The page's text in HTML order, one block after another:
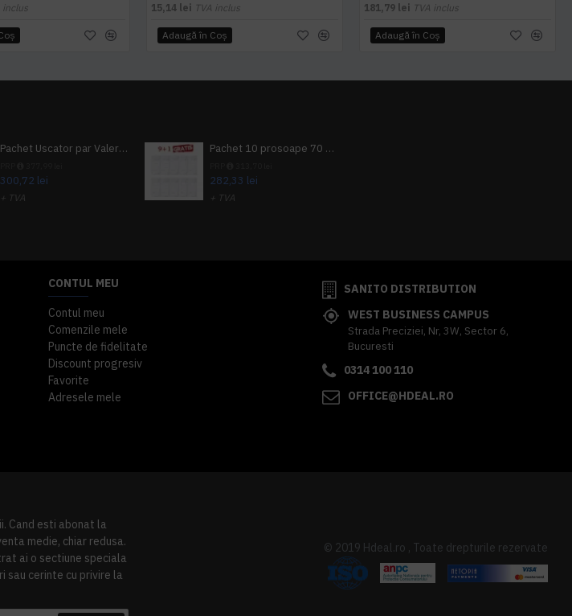
inclus 15,14 lei TVA inclus
Adaugă în Coş
181,79 lei TVA inclus
Adaugă în Coş
Pachet Uscator par Valera Action Super Plus + GRATUIT Sampon si gel de dus Tork
300,72 lei
+ TVA
Pachet 10 prosoape 70 x 140cm 9 + 1 gratuit
282,33 lei
+ TVA
CONTUL MEU
Contul meu
Comenzile mele
Puncte de fidelitate
Discount progresiv
Favorite
Adresele mele
SANITO DISTRIBUTION
WEST BUSINESS CAMPUS
Strada Preciziei, Nr, 3W, Sector 6,
Bucuresti
0314 100 110
OFFICE@HDEAL.RO
Cand esti abonat la
medie, chiar redusa.
ai o sectiune speciala
sau cerinte cu privire la
© 2019 Hdeal.ro , Toate drepturile rezervate